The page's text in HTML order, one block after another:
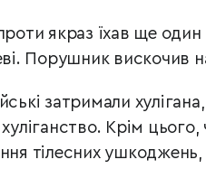
якраз їхав ще
Порушник вискочив
затримали
Крім
тілесних